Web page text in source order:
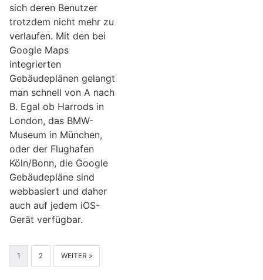
sich deren Benutzer
trotzdem nicht mehr zu
verlaufen. Mit den bei
Google Maps
integrierten
Gebäudeplänen gelangt
man schnell von A nach
B. Egal ob Harrods in
London, das BMW-
Museum in München,
oder der Flughafen
Köln/Bonn, die Google
Gebäudepläne sind
webbasiert und daher
auch auf jedem iOS-
Gerät verfügbar.
1 2 WEITER »